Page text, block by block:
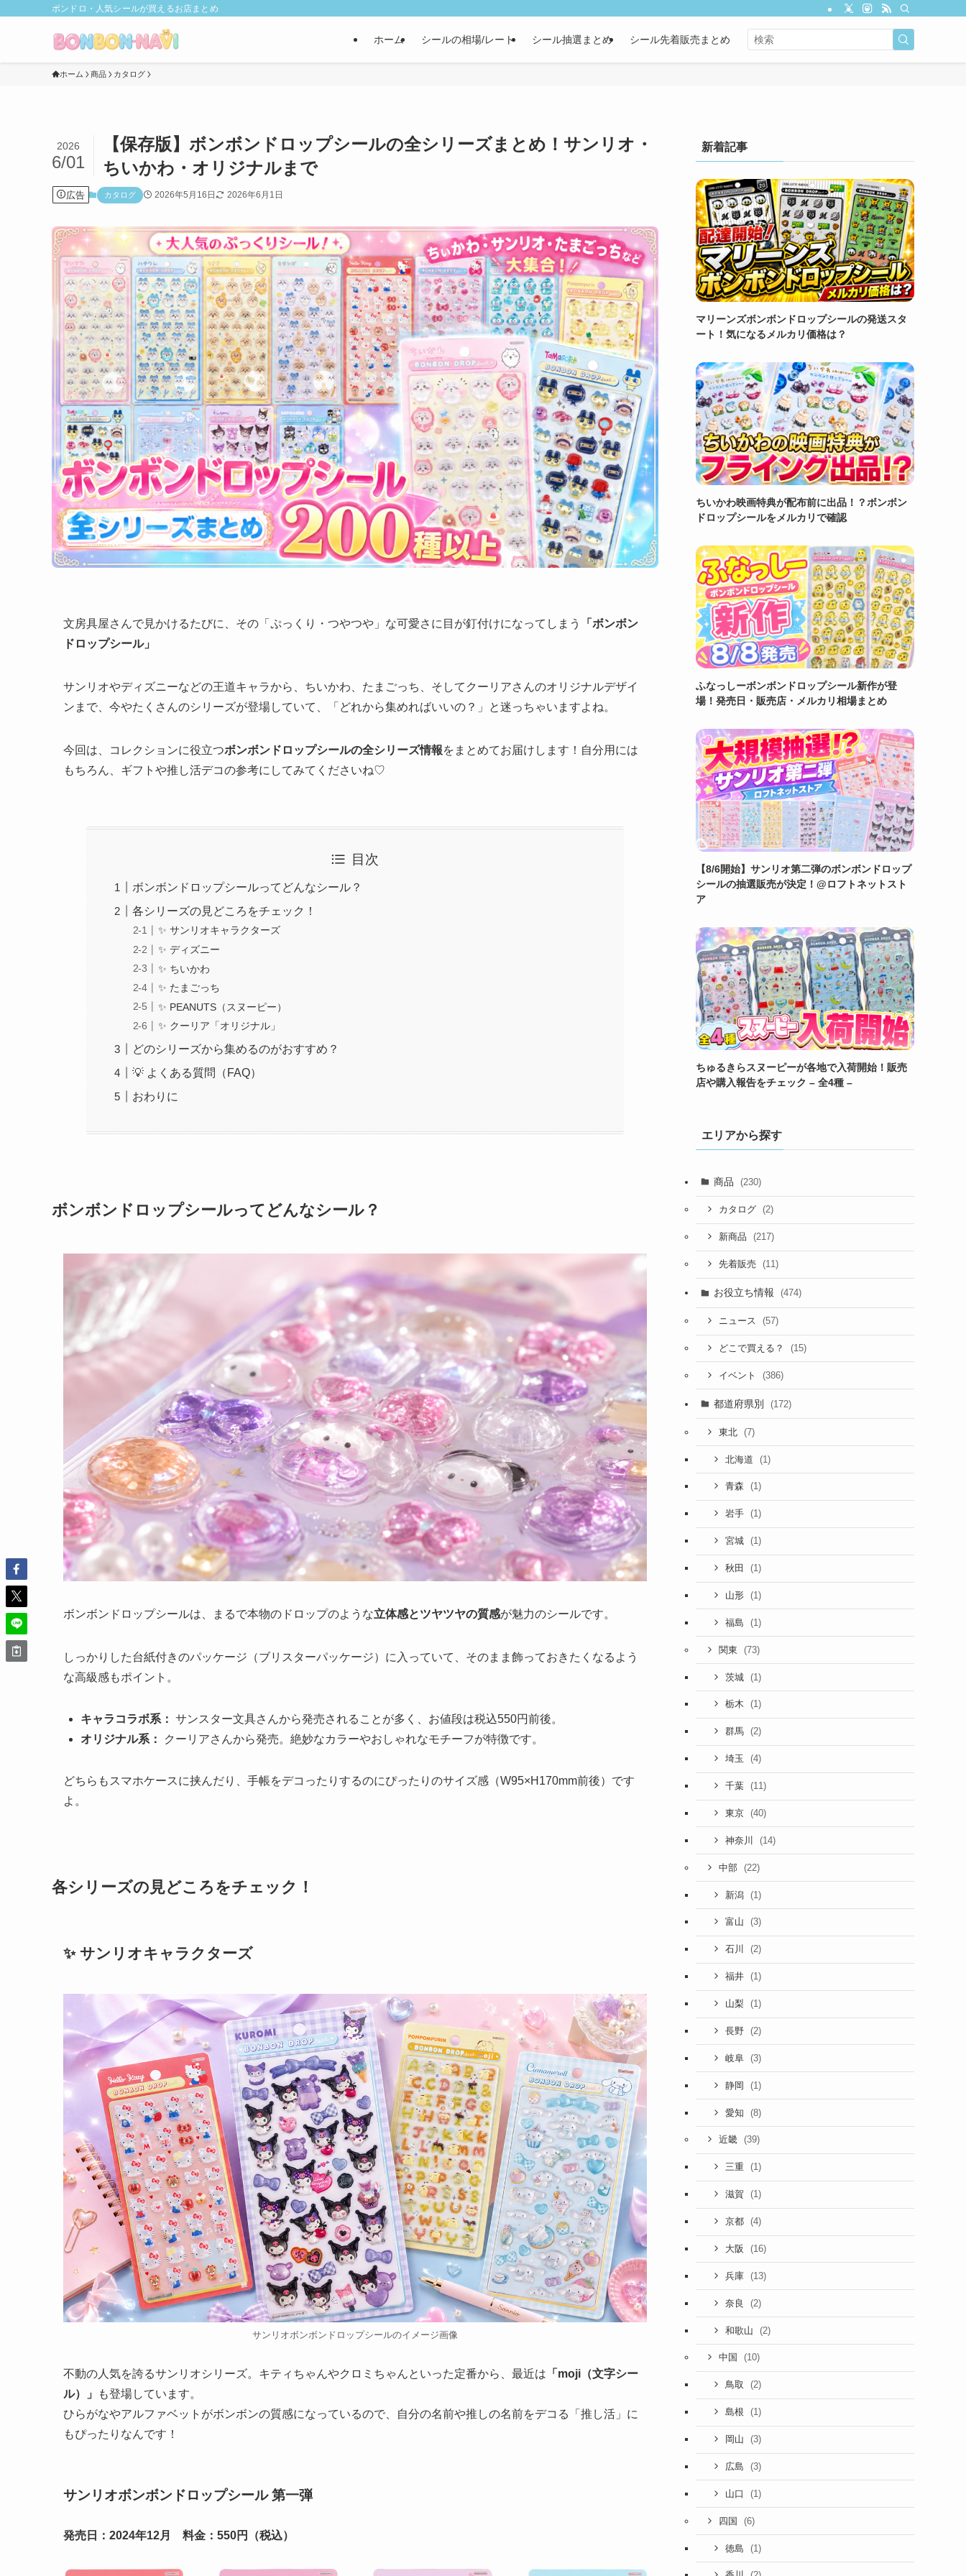
ボンドロ・人気シールが買えるお店まとめ
ホーム シールの相場/レート シール抽選まとめ シール先着販売まとめ
ホーム 商品 カタログ
【保存版】ボンボンドロップシールの全シリーズまとめ！サンリオ・
ちいかわ・オリジナルまで
2026
6/01
広告 カタログ 2026年5月16日 2026年6月1日
文房具屋さんで見かけるたびに、その「ぷっくり・つやつや」な可愛さに目が釘付けになってしまう
「ボンボン
ドロップシール」
サンリオやディズニーなどの王道キャラから、ちいかわ、たまごっち、そしてクーリアさんのオリジナルデザイ
ンまで、今やたくさんのシリーズが登場していて、「どれから集めればいいの？」と迷っちゃいますよね。
今回は、コレクションに役立つボンボンドロップシールの全シリーズ情報をまとめてお届けします！自分用には
もちろん、ギフトや推し活デコの参考にしてみてくださいね♡
目次
ボンボンドロップシールってどんなシール？
各シリーズの見どころをチェック！
✨ サンリオキャラクターズ
✨ ディズニー
✨ ちいかわ
✨ たまごっち
✨ PEANUTS（スヌーピー）
✨ クーリア「オリジナル」
どのシリーズから集めるのがおすすめ？
💡 よくある質問（FAQ）
おわりに
ボンボンドロップシールってどんなシール？
ボンボンドロップシールは、まるで本物のドロップのような立体感とツヤツヤの質感が魅力のシールです。
しっかりした台紙付きのパッケージ（ブリスターパッケージ）に入っていて、そのまま飾っておきたくなるよう
な高級感もポイント。
キャラコラボ系： サンスター文具さんから発売されることが多く、お値段は税込550円前後。
オリジナル系：
クーリアさんから発売。絶妙なカラーやおしゃれなモチーフが特徴です。
どちらもスマホケースに挟んだり、手帳をデコったりするのにぴったりのサイズ感（W95×H170mm前後）です
よ。
各シリーズの見どころをチェック！
✨ サンリオキャラクターズ
サンリオボンボンドロップシールのイメージ画像
不動の人気を誇るサンリオシリーズ。キティちゃんやクロミちゃんといった定番から、最近は 「moji（文字シー
ル）」
も登場しています。
ひらがなやアルファベットがボンボンの質感になっているので、自分の名前や推しの名前をデコる「推し活」に
もぴったりなんです！
サンリオボンボンドロップシール 第一弾
発売日：2024年12月 料金：550円（税込）
新着記事
マリーンズボンボンドロップシールの発送スタ
ート！気になるメルカリ価格は？
ちいかわ映画特典が配布前に出品！？ボンボン
ドロップシールをメルカリで確認
ふなっしーボンボンドロップシール新作が登
場！発売日・販売店・メルカリ相場まとめ
【8/6開始】サンリオ第二弾のボンボンドロップ
シールの抽選販売が決定！@ロフトネットスト
ア
ちゅるきらスヌーピーが各地で入荷開始！販売
店や購入報告をチェック – 全4種 –
エリアから探す
商品 (230)
カタログ (2)
新商品 (217)
先着販売 (11)
お役立ち情報 (474)
ニュース (57)
どこで買える？ (15)
イベント (386)
都道府県別 (172)
東北 (7)
北海道 (1)
青森 (1)
岩手 (1)
宮城 (1)
秋田 (1)
山形 (1)
福島 (1)
関東 (73)
茨城 (1)
栃木 (1)
群馬 (2)
埼玉 (4)
千葉 (11)
東京 (40)
神奈川 (14)
中部 (22)
新潟 (1)
富山 (3)
石川 (2)
福井 (1)
山梨 (1)
長野 (2)
岐阜 (3)
静岡 (1)
愛知 (8)
近畿 (39)
三重 (1)
滋賀 (1)
京都 (4)
大阪 (16)
兵庫 (13)
奈良 (2)
和歌山 (2)
中国 (10)
鳥取 (2)
島根 (1)
岡山 (3)
広島 (3)
山口 (1)
四国 (6)
徳島 (1)